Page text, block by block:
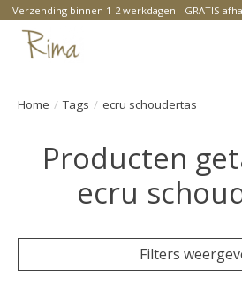
Verzending binnen 1-2 werkdagen - GRATIS
Home / Tags / ecru schoudertas
Producten
ecru
Filters